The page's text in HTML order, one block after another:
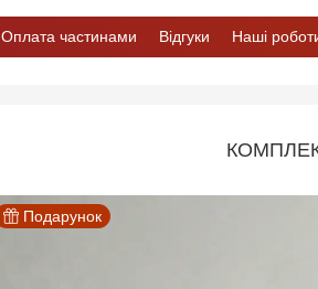
Оплата частинами Відгуки Наші
Подарунок